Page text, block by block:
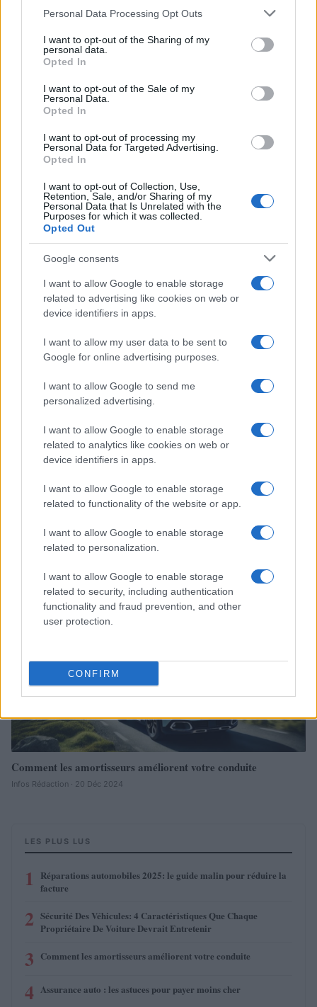
Please note that this website/app uses one or more Google
not limited to your visit or usage behaviour. You may click to
grant or deny consent to Google and its third-party tags to
use your data for below specified purposes in below Google
consent section.
Personal Data Processing Opt Outs
I want to opt-out of the Sharing of my
personal data.
Opted In
I want to opt-out of the Sale of my
Personal Data.
Opted In
I want to opt-out of processing my
Personal Data for Targeted Advertising.
Opted In
I want to opt-out of Collection, Use,
Retention, Sale, and/or Sharing of my
Personal Data that Is Unrelated with the
Purposes for which it was collected.
Opted Out
Google consents
I want to allow Google to enable storage
related to advertising like cookies on web or
device identifiers in apps.
I want to allow my user data to be sent to
Google for online advertising purposes.
I want to allow Google to send me
personalized advertising.
I want to allow Google to enable storage
related to analytics like cookies on web or
device identifiers in apps.
I want to allow Google to enable storage
related to functionality of the website or app.
I want to allow Google to enable storage
related to personalization.
I want to allow Google to enable storage
related to security, including authentication
functionality and fraud prevention, and other
user protection.
CONFIRM
À lire aussi
AUTOMOBILE
Réparations automobiles 2025: le guide malin pour réduire la
Infos Rédaction · 27 Août 2025
Sécurité Des Véhicules: 4 Caractéristiques Que Chaque
Propriétaire De Voiture Devrait Entretenir
Redazione Online · 28 Fév 2025
Comment les amortisseurs améliorent votre conduite
Infos Rédaction · 20 Déc 2024
LES PLUS LUS
1
Réparations automobiles 2025: le guide malin pour réduire la
facture
2 Sécurité Des Véhicules: 4 Caractéristiques Que Chaque
Propriétaire De Voiture Devrait Entretenir
3 Comment les amortisseurs améliorent votre conduite
4 Assurance auto : les astuces pour payer moins cher